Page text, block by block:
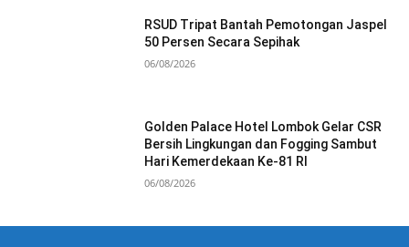
RSUD Tripat Bantah Pemotongan Jaspel
50 Persen Secara Sepihak
06/08/2026
Golden Palace Hotel Lombok Gelar CSR
Bersih Lingkungan dan Fogging Sambut
Hari Kemerdekaan Ke-81 RI
06/08/2026